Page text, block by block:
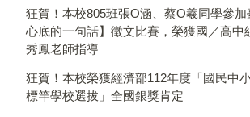
狂賀！本校805班張O涵、蔡O羲同學參
心底的一句話】徵文比賽，榮獲國／高中
秀鳳老師指導
狂賀！本校榮獲經濟部112年度「國民中
標竿學校選拔」全國銀獎肯定